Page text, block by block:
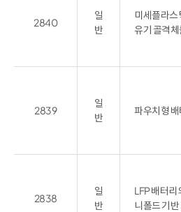
2840
일
반
미세플라스
유기 골격
2839
일
반
파우치형 배
2838
일
반
LFP 배터리
니폴드 기